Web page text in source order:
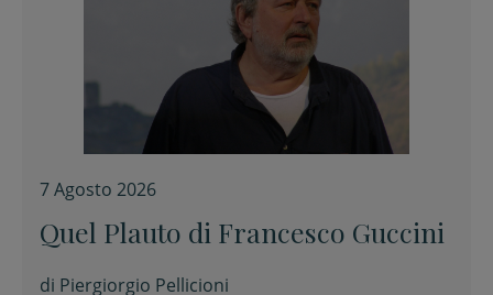
7 Agosto 2026
Quel Plauto di Francesco Guccini
di Piergiorgio Pellicioni